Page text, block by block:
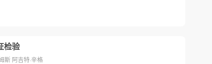
检验
斯 阿吉特·辛格